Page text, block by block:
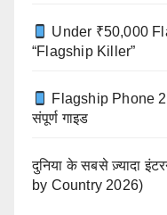
Under ₹50,000
“Flagship Killer”
Flagship Phone
संपूर्ण गाइड
दुनिया के सबसे ज़्यादा
by Country 2026)